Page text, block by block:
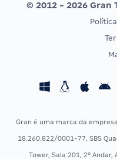
CONCURSOS POR
Concursos Fiscais
Concursos Saúde
© 2012 - 2026 Gran
Gran é uma marca da empresa
18.260.822/0001-77, SBS
Tower, Sala 201, 2º Andar,